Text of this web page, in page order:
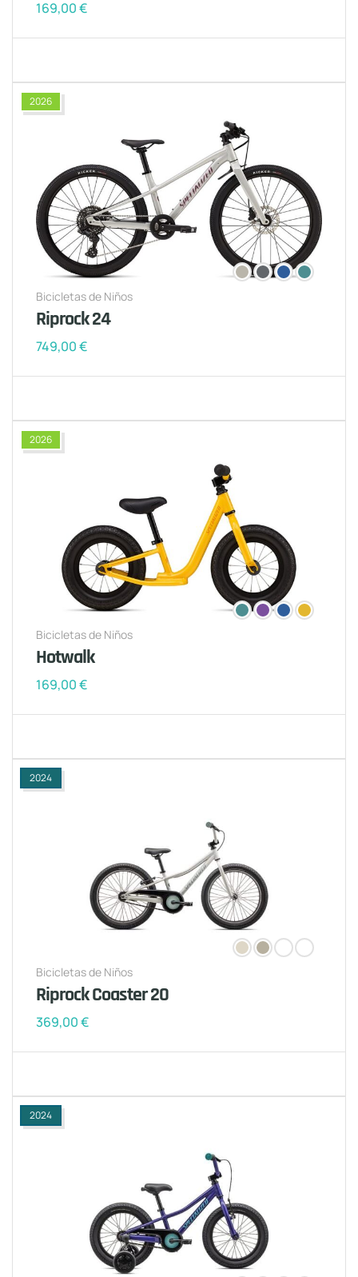
169,00€
2026
Bicicletas de Niños
Riprock 24
749,00€
2026
Bicicletas de Niños
Hotwalk
169,00€
2024
Bicicletas de Niños
Riprock Coaster 20
369,00€
2024